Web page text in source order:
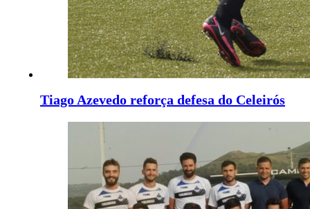
Tiago Azevedo reforça defesa do Celeirós